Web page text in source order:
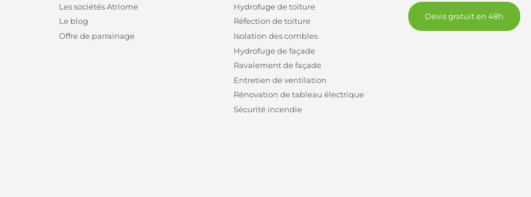
Les sociétés Atriome
Le blog
Offre de parrainage
Hydrofuge de toiture
Réfection de toiture
Isolation des combles
Hydrofuge de façade
Ravalement de façade
Entretien de ventilation
Rénovation de tableau électrique
Sécurité incendie
Devis gratuit en 48h